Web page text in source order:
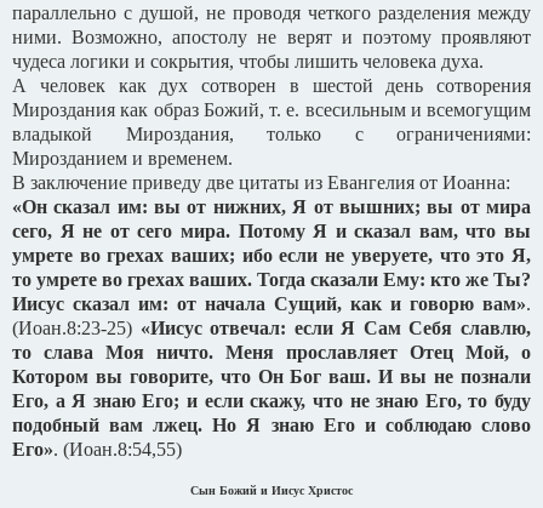
параллельно с душой, не проводя четкого разделения между
ними. Возможно, апостолу не верят и поэтому проявляют
чудеса логики и сокрытия, чтобы лишить человека духа.
А человек как дух сотворен в шестой день сотворения
Мироздания как образ Божий, т. е. всесильным и всемогущим
владыкой Мироздания, только с ограничениями:
Мирозданием и временем.
В заключение приведу две цитаты из Евангелия от Иоанна:
«Он сказал им: вы от нижних, Я от вышних; вы от мира
сего, Я не от сего мира. Потому Я и сказал вам, что вы
умрете во грехах ваших; ибо если не уверуете, что это Я,
то умрете во грехах ваших. Тогда сказали Ему: кто же Ты?
Иисус сказал им: от начала Сущий, как и говорю вам».
(Иоан.8:23-25) «Иисус отвечал: если Я Сам Себя славлю,
то слава Моя ничто. Меня прославляет Отец Мой, о
Котором вы говорите, что Он Бог ваш. И вы не познали
Его, а Я знаю Его; и если скажу, что не знаю Его, то буду
подобный вам лжец. Но Я знаю Его и соблюдаю слово
Его». (Иоан.8:54,55)
Сын Божий и Иисус Христос